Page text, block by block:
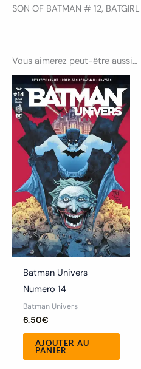
SON OF BATMAN # 12,
Vous aimerez peut-être aussi…
Batman Univers
Numero 14
Batman Univers
6.50€
AJOUTER AU
PANIER